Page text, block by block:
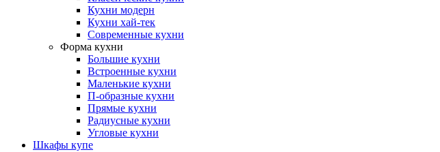
Кухни модерн
Кухни хай-тек
Современные кухни
Форма кухни
Большие кухни
Встроенные кухни
Маленькие кухни
П-образные кухни
Прямые кухни
Радиусные кухни
Угловые кухни
Шкафы купе